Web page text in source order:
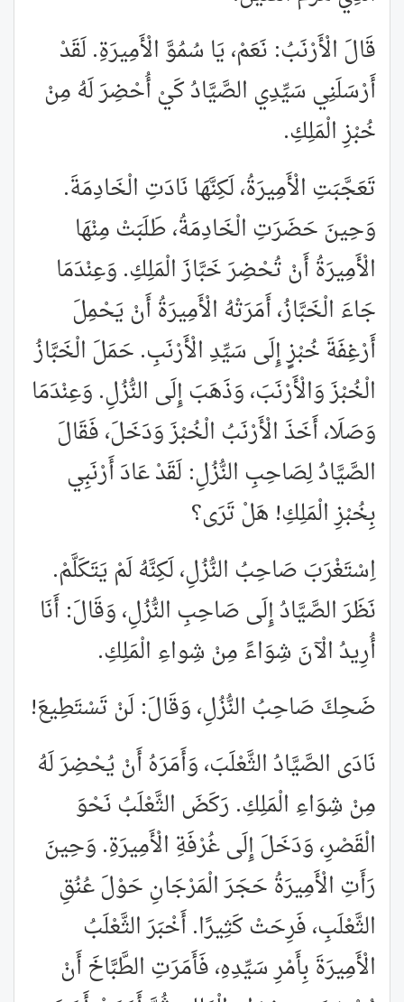
قَالَ الْأَرْنَبُ: نَعَمْ، يَا سُمُوَّ الْأَمِيرَةِ. لَقَدْ
أَرْسَلَنِي سَيِّدِي الصَّيَّادُ كَيْ أُحْضِرَ لَهُ مِنْ
خُبْزِ الْمَلِكِ.
تَعَجَّبَتِ الْأَمِيرَةُ، لَكِنَّهَا نَادَتِ الْخَادِمَةَ.
وَحِينَ حَضَرَتِ الْخَادِمَةُ، طَلَبَتْ مِنْهَا
الْأَمِيرَةُ أَنْ تُحْضِرَ خَبَّازَ الْمَلِكِ. وَعِنْدَمَا
جَاءَ الْخَبَّازُ، أَمَرَتْهُ الْأَمِيرَةُ أَنْ يَحْمِلَ
أَرْغِفَةَ خُبْزٍ إِلَى سَيِّدِ الْأَرْنَبِ. حَمَلَ الْخَبَّازُ
الْخُبْزَ وَالْأَرْنَبَ، وَذَهَبَ إِلَى النُّزُلِ. وَعِنْدَمَا
وَصَلَا، أَخَذَ الْأَرْنَبُ الْخُبْزَ وَدَخَلَ، فَقَالَ
الصَّيَّادُ لِصَاحِبِ النُّزُلِ: لَقَدْ عَادَ أَرْنَبِي
بِخُبْزِ الْمَلِكِ! هَلْ تَرَى؟
اِسْتَغْرَبَ صَاحِبُ النُّزُلِ، لَكِنَّهُ لَمْ يَتَكَلَّمْ.
نَظَرَ الصَّيَّادُ إِلَى صَاحِبِ النُّزُلِ، وَقَالَ: أَنَا
أُرِيدُ الْآنَ شِوَاءً مِنْ شِواءِ الْمَلِكِ.
ضَحِكَ صَاحِبُ النُّزُلِ، وَقَالَ: لَنْ تَسْتَطِيعَ!
نَادَى الصَّيَّادُ الثَّعْلَبَ، وَأَمَرَهُ أَنْ يُحْضِرَ لَهُ
مِنْ شِوَاءِ الْمَلِكِ. رَكَضَ الثَّعْلَبُ نَحْوَ
الْقَصْرِ، وَدَخَلَ إِلَى غُرْفَةِ الْأَمِيرَةِ. وَحِينَ
رَأَتِ الْأَمِيرَةُ حَجَرَ الْمَرْجَانِ حَوْلَ عُنُقِ
الثَّعْلَبِ، فَرِحَتْ كَثِيرًا. أَخْبَرَ الثَّعْلَبُ
الْأَمِيرَةَ بِأَمْرِ سَيِّدِهِ، فَأَمَرَتِ الطَّبَّاخَ أَنْ